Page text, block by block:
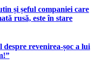
și șeful companiei care
rusă, este în stare
revenirea-șoc a lui